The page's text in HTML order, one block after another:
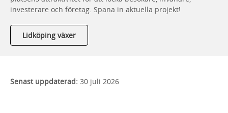
investerare och företag. Spana in aktuella projekt!
Lidköping växer
Senast uppdaterad: 30 juli 2026